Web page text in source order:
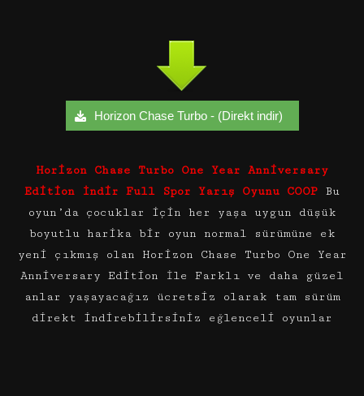
Horizon Chase Turbo - (Direkt indir)
Horizon Chase Turbo One Year Anniversary
Edition İndir Full Spor Yarış Oyunu COOP Bu
oyun’da çocuklar için her yaşa uygun düşük
boyutlu harika bir oyun normal sürümüne ek
yeni çıkmış olan Horizon Chase Turbo One Year
Anniversary Edition İle Farklı ve daha güzel
anlar yaşayacağız ücretsiz olarak tam sürüm
direkt indirebilirsiniz eğlenceli oyunlar